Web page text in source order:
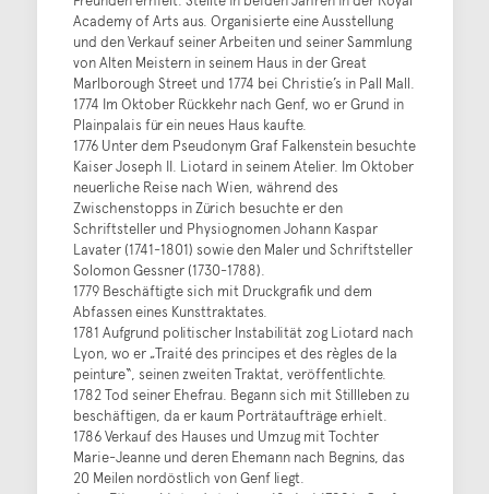
Academy of Arts aus. Organisierte eine Ausstellung
und den Verkauf seiner Arbeiten und seiner Sammlung
von Alten Meistern in seinem Haus in der Great
Marlborough Street und 1774 bei Christie’s in Pall Mall.
1774 Im Oktober Rückkehr nach Genf, wo er Grund in
Plainpalais für ein neues Haus kaufte.
1776 Unter dem Pseudonym Graf Falkenstein besuchte
Kaiser Joseph II. Liotard in seinem Atelier. Im Oktober
neuerliche Reise nach Wien, während des
Zwischenstopps in Zürich besuchte er den
Schriftsteller und Physiognomen Johann Kaspar
Lavater (1741-1801) sowie den Maler und Schriftsteller
Solomon Gessner (1730-1788).
1779 Beschäftigte sich mit Druckgrafik und dem
Abfassen eines Kunsttraktates.
1781 Aufgrund politischer Instabilität zog Liotard nach
Lyon, wo er „Traité des principes et des règles de la
peinture“, seinen zweiten Traktat, veröffentlichte.
1782 Tod seiner Ehefrau. Begann sich mit Stillleben zu
beschäftigen, da er kaum Porträtaufträge erhielt.
1786 Verkauf des Hauses und Umzug mit Tochter
Marie-Jeanne und deren Ehemann nach Begnins, das
20 Meilen nordöstlich von Genf liegt.